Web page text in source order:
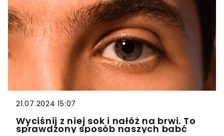
21.07.2024 15:07
Wyciśnij z niej sok i nałóż na brwi. To
sprawdzony sposób naszych babć